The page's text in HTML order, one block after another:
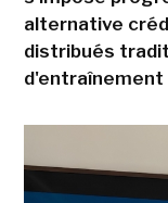
alternative
distribués
d'entraînement